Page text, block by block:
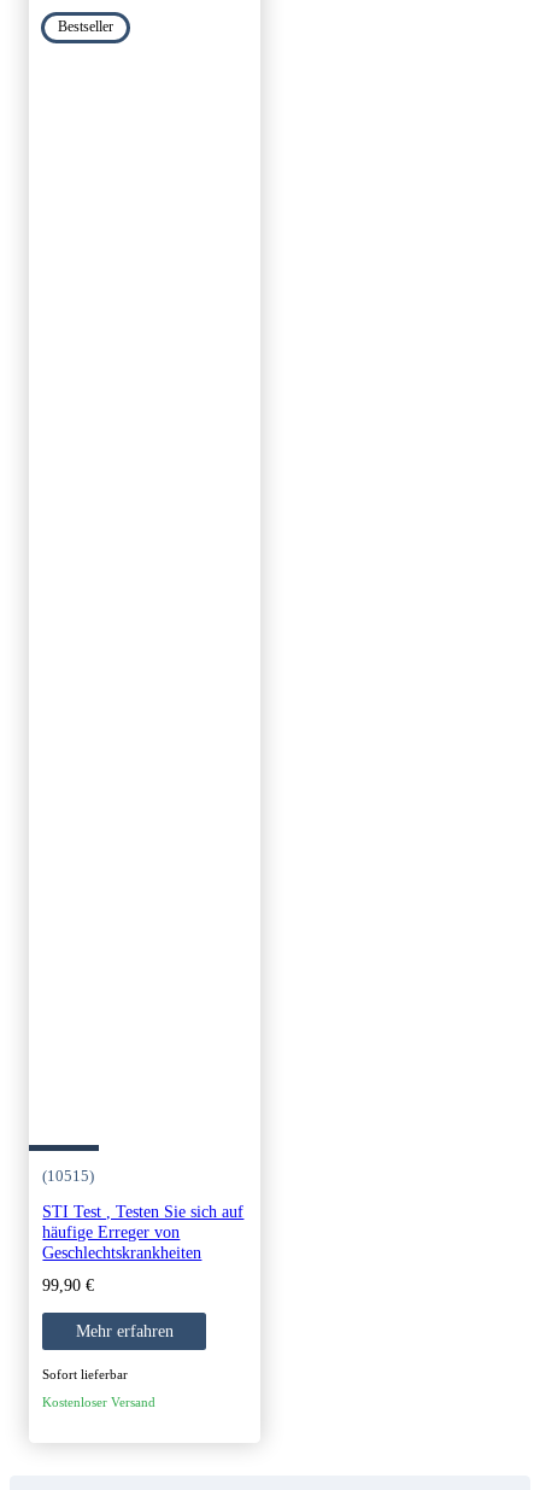
(10515)
STI Test , Testen Sie sich auf
häufige Erreger von
Geschlechtskrankheiten
99,90€
Mehr erfahren
Sofort lieferbar
Kostenloser Versand
Bestseller